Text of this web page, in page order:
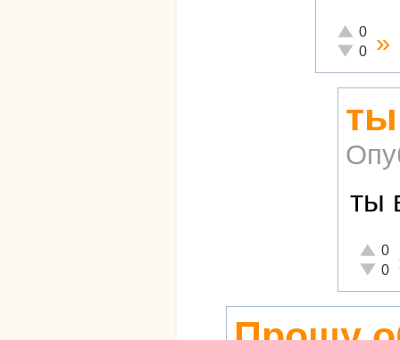
Отлично!
0
0 »
ты
0
0